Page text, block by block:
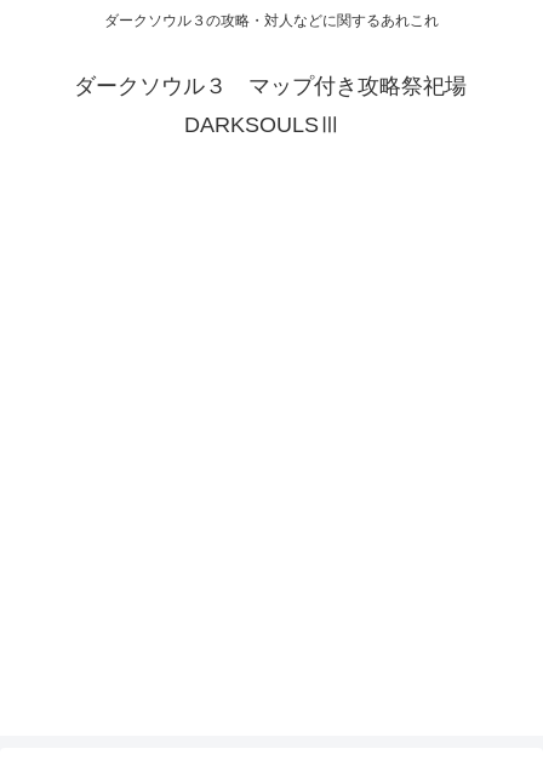
ダークソウル３の攻略・対人などに関するあれこれ
ダークソウル３ マップ付き攻略祭祀場
DARKSOULSⅢ